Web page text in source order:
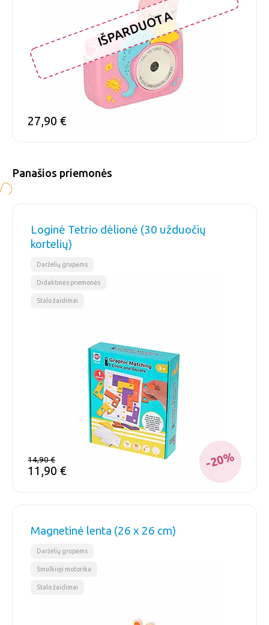
27,90 €
IŠPARDUOTA
Panašios priemonės
Loginė Tetrio dėlionė (30 užduočių
kortelių)
Darželių grupėms
Didaktinės priemonės
Stalo žaidimai
14,90€
11,90 €
-20%
Magnetinė lenta (26 x 26 cm)
Darželių grupėms
Smulkioji motorika
Stalo žaidimai